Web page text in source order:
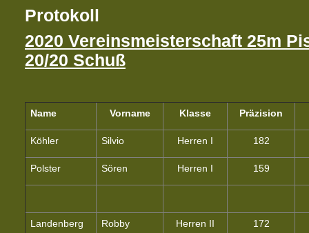
Protokoll
2020 Vereinsmeisterschaft 25m
20/20 Schuß
Name Vorname Klasse Präzision
Köhler Silvio Herren I 182
Polster Sören Herren I 159
Landenberg Robby Herren II 172